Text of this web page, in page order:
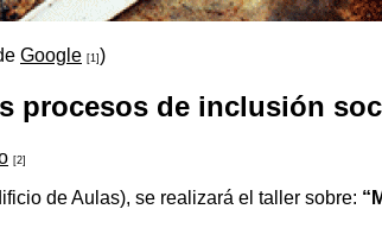
Google [1] )
procesos de inclusión
[2]
de Aulas), se realizará el taller sobre: